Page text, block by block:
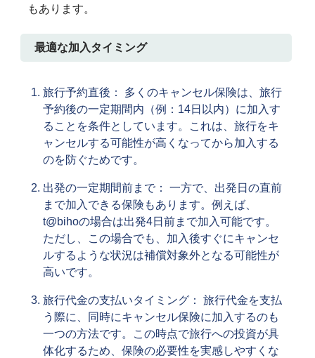
もあります。
最適な加入タイミング
旅行予約直後： 多くのキャンセル保険は、旅行
予約後の一定期間内（例：14日以内）に加入す
ることを条件としています。これは、旅行をキ
ャンセルする可能性が高くなってから加入する
のを防ぐためです。
出発の一定期間前まで： 一方で、出発日の直前
まで加入できる保険もあります。例えば、
t@bihoの場合は出発4日前まで加入可能です。
ただし、この場合でも、加入後すぐにキャンセ
ルするような状況は補償対象外となる可能性が
高いです。
旅行代金の支払いタイミング： 旅行代金を支払
う際に、同時にキャンセル保険に加入するのも
一つの方法です。この時点で旅行への投資が具
体化するため、保険の必要性を実感しやすくな